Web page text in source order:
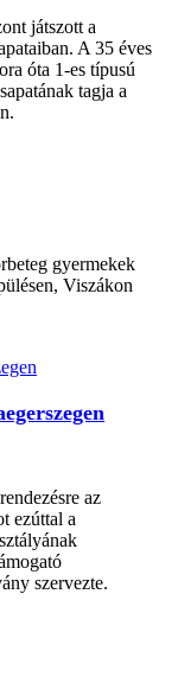
játszott a
A 35 éves
óta 1-es típusú
tagja a
gyermekek
Viszákon
az
ezúttal a
szervezte.